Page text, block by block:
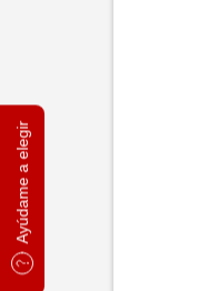
Ayúdame a elegir